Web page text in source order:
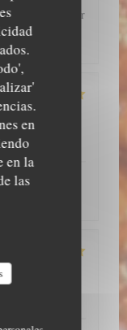
en
en la
las
j'ai pu réserver
de l'équipe est
/ Precio
Je
/ Precio